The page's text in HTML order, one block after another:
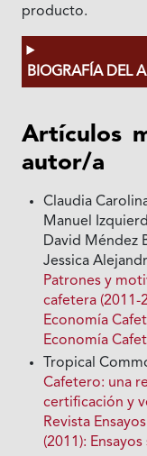
producto.
BIOGRAFÍA DEL
Artículos
autor/a
Claudia
Manuel
David Méndez
Jessica
Patrones y
cafetera (2011-
Economía
Economía
Tropical
Cafetero: una
certificación y
Revista
(2011):